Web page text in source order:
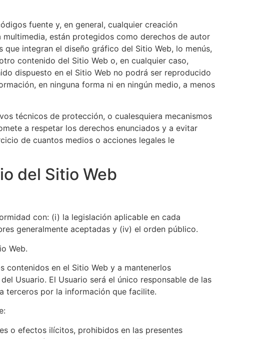
fuente y, en general, cualquier creación
están protegidos como derechos de autor
integran el diseño gráfico del Sitio Web, lo menús,
contenido del Sitio Web o, en cualquier caso,
dispuesto en el Sitio Web no podrá ser reproducido
en ninguna forma ni en ningún medio, a menos
técnicos de protección, o cualesquiera mecanismos
a respetar los derechos enunciados y a evitar
de cuantos medios o acciones legales le
del Sitio Web
con: (i) la legislación aplicable en cada
generalmente aceptadas y (iv) el orden público.
Web.
contenidos en el Sitio Web y a mantenerlos
Usuario. El Usuario será el único responsable de las
terceros por la información que facilite.
o efectos ilícitos, prohibidos en las presentes